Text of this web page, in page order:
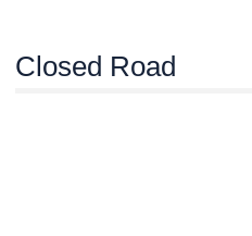
Closed Road